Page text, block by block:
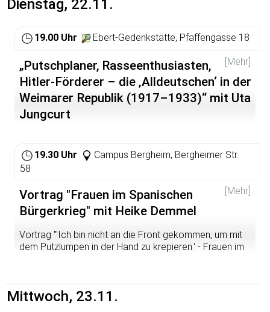
Dienstag, 22.11.
19.00 Uhr Ebert-Gedenkstätte, Pfaffengasse 18
[Mehr]
„Putschplaner, Rasseenthusiasten,
Hitler-Förderer – die ‚Alldeutschen‘ in der
Weimarer Republik (1917–1933)“ mit Uta
Jungcurt
Gruppierung Anfang 1919 öffentlich der Weimarer
Republik den Kampf an. Alldeutsche prägten auch 1919
in München die politische Nachkriegssozialisation
untersuchten Weg des alldeutschen
Radikalnationalismus des Kaiserreichs zum völkisch-
portraitiert 30 seiner zum Teil prominenten
Protagonisten.
19.30 Uhr
Campus Bergheim, Bergheimer Str.
58
[Mehr]
Vortrag "Frauen im Spanischen
Bürgerkrieg" mit Heike Demmel
Vortrag "'Ich bin nicht an die Front gekommen, um mit
dem Putzlumpen in der Hand zu krepieren.' - Frauen im
gingen auf die Barrikaden, griffen zur Waffe und
arbeiteten in "Männerberufen". Sie organisierten
antifaschistische Agitation und den mühsamen Alltag in
Mittwoch, 23.11.